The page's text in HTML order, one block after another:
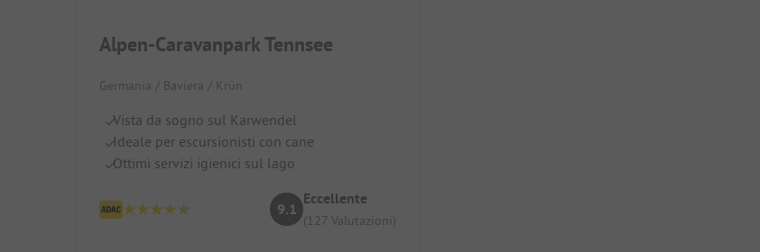
Alpen-Caravanpark Tennsee
Germania / Baviera / Krün
Vista da sogno sul Karwendel
Ideale per escursionisti con cane
Ottimi servizi igienici sul lago
9.1
Eccellente
(127 Valutazioni)